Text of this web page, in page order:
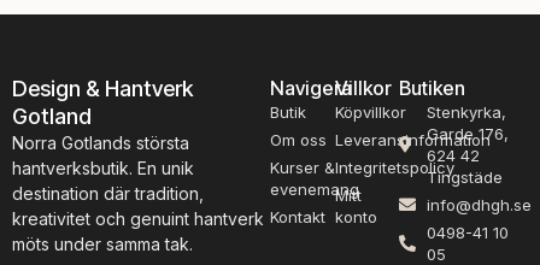
alternativen
på
produktsidan
Design & Hantverk
Gotland
Norra Gotlands största
hantverksbutik. En unik
destination där tradition,
kreativitet och genuint hantverk
möts under samma tak.
Navigera
Butik
Om oss
Kurser &
evenemang
Kontakt
Villkor
Köpvillkor
Leveransinformation
Integritetspolicy
Mitt
konto
Butiken
Stenkyrka,
Garde 176,
624 42
Tingstäde
info@dhgh.se
0498-41 10
05